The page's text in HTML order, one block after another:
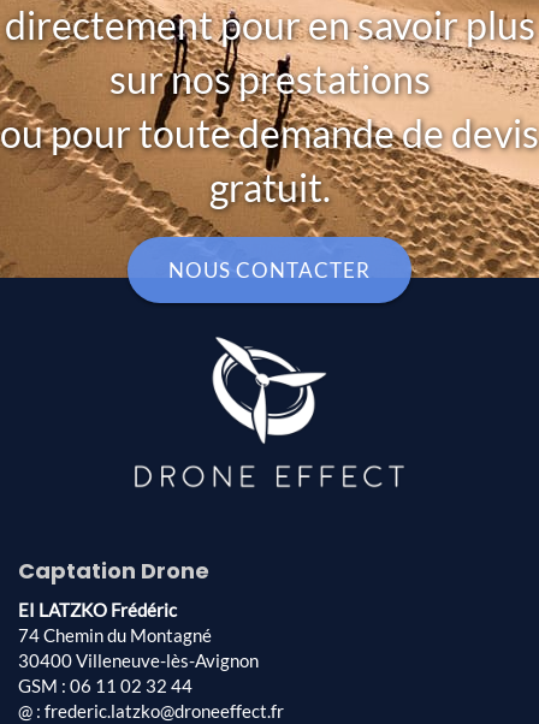
directement pour en savoir plus
sur nos prestations
ou pour toute demande de devis
gratuit.
NOUS CONTACTER
Captation Drone
EI LATZKO Frédéric
74 Chemin du Montagné
30400 Villeneuve-lès-Avignon
GSM : 06 11 02 32 44
@ : frederic.latzko@droneeffect.fr